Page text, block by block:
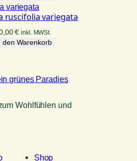
ruscifolia variegata
€ inkl. MWSt.
den Warenkorb
Wohlfühlen und
Shop